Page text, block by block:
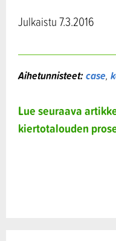
Julkaistu 7.3.2016
Aihetunnisteet:case,
Lue seuraava
kiertotalouden